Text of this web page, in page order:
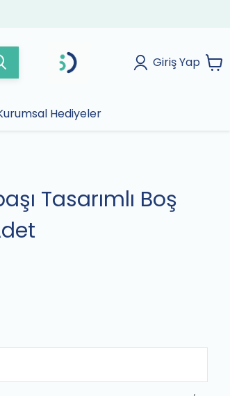
Giriş Yap
Hediyeler
Tasarımlı Boş